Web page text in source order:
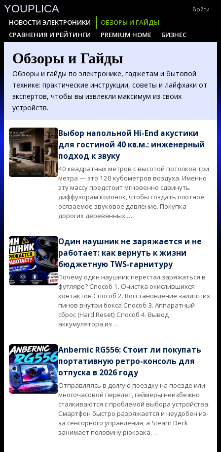
Skip
to
content
YOUPLICA Войти
Primary
Navigation
Menu
НОВОСТИ ЭЛЕКТРОНИКИ
ОБЗОРЫ И ГАЙДЫ
СРАВНЕНИЯ И РЕЙТИНГИ
PREMIUM HOME БИЗНЕС
Обзоры и Гайды
Обзоры и гайды по электронике, гаджетам и бытовой
технике: практические инструкции, советы и лайфхаки от
экспертов, чтобы вы извлекли максимум из своих
устройств.
Выбор напольной Hi-End акустики
для гостиной 40 кв.м.: инженерный
подход к звуку
2026-
07-
28
40 квадратных метров с высотой потолков три
метра — это 120 кубометров воздуха. Именно
эту массу предстоит мгновенно сдвинуть
диффузорам колонок, чтобы создать плотное,
осязаемое звуковое давление. Покупка
дорогих деревянных …
Один наушник не заряжается и не
работает: как вернуть к жизни
бюджетную TWS-гарнитуру
2026-
06-
29
Почему один наушник перестал заряжаться в
футляре? Способ 1. Очистка окислившихся
контактов Способ 2. Восстановление залипших
пинов внутри бокса Способ 3. Аппаратный
сброс (Hard Reset) Способ 4. Вывод
аккумулятора из …
Anbernic RG556: Стоит ли покупать
портативную ретро-консоль для
отпуска в 2026 году
2026-
06-
23
Отправляясь в долгую поездку на поезде или
многочасовой перелет, геймеры неизбежно
сталкиваются с проблемой выбора устройства.
Смартфон быстро разряжается и неудобен из-
за сенсорного управления, а Steam Deck
занимает половину рюкзака. …